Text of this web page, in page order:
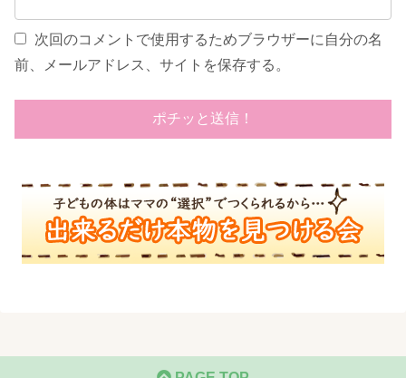
次回のコメントで使用するためブラウザーに自分の名
前、メールアドレス、サイトを保存する。